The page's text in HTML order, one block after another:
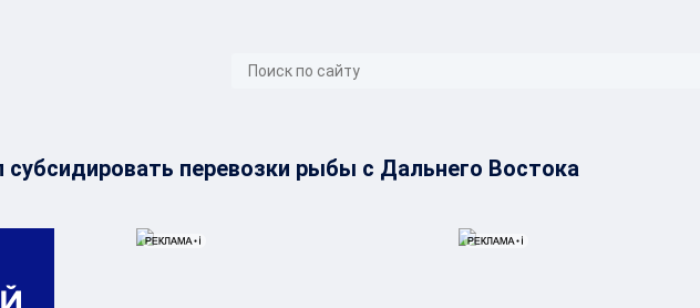
перевозки рыбы с Дальнего Востока